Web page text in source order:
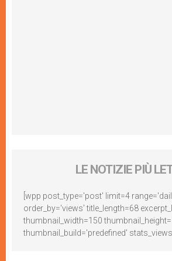
LE NOTIZIE PIÙ
[wpp post_type='post' limit=4
order_by='views' title_length=68
thumbnail_width=150
thumbnail_build='predefined'